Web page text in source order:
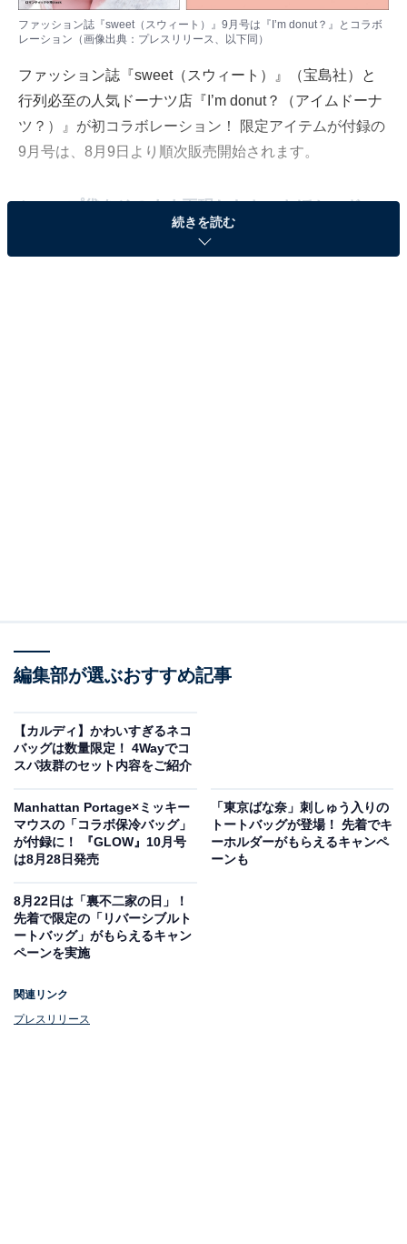
ファッション誌『sweet（スウィート）』9月号は『I’m donut？』とコラボ
レーション（画像出典：プレスリリース、以下同）
ファッション誌『sweet（スウィート）』（宝島社）と
行列必至の人気ドーナツ店『I’m donut？（アイムドーナ
ツ？）』が初コラボレーション！ 限定アイテムが付録の
9月号は、8月9日より順次販売開始されます。
ショップ袋をそのまま再現したトートほか、ドー
ナツモチーフの3点セット！
まずは『I’m donut？』のショップ袋を忠実に再現したト
ートバッグ。クリアピンクにトレードマークの「？」が
素材で作られているので、海などのレジャーでも活躍で
きそう！ サイズは縦28×横28×マチ15センチ（持ち手を
含まず）なので、500ミリリットルのペットボトルもす
“あいむくん”のチャームポーチ
続きを読む
編集部が選ぶおすすめ記事
【カルディ】かわいすぎるネコ
バッグは数量限定！ 4Wayでコ
スパ抜群のセット内容をご紹介
Manhattan Portage×ミッキー
マウスの「コラボ保冷バッグ」
が付録に！ 『GLOW』10月号
は8月28日発売
「東京ばな奈」刺しゅう入りの
トートバッグが登場！ 先着でキ
ーホルダーがもらえるキャンペ
ーンも
8月22日は「裏不二家の日」！
先着で限定の「リバーシブルト
ートバッグ」がもらえるキャン
ペーンを実施
関連リンク
プレスリリース